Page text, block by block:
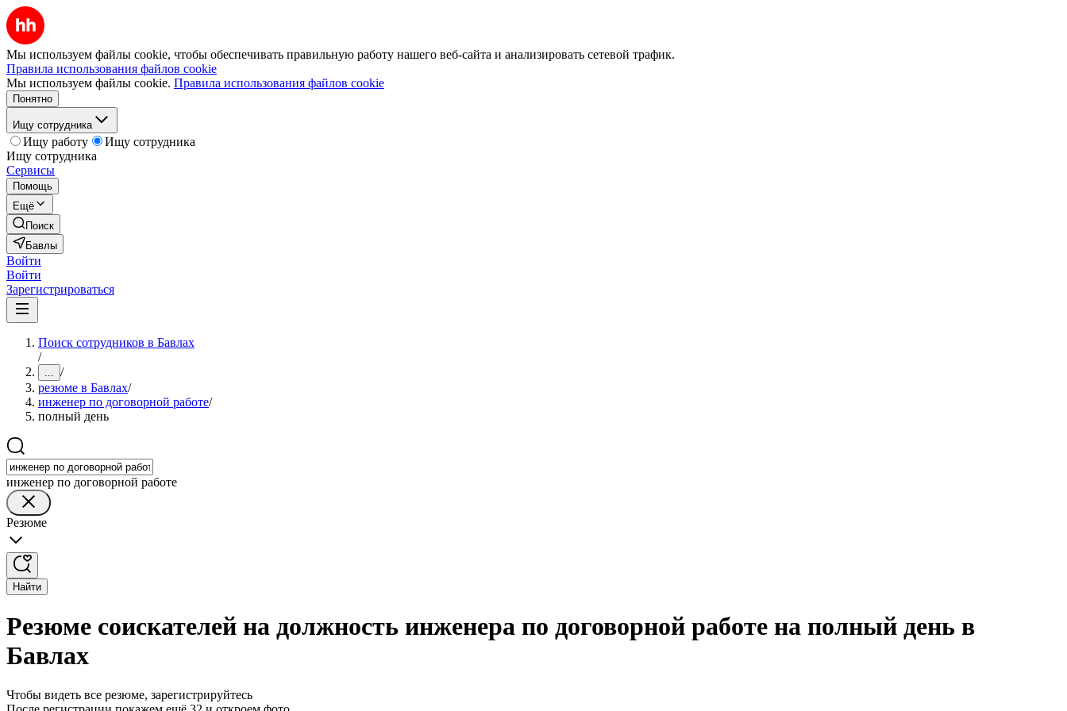
Мы используем файлы cookie, чтобы обеспечивать правильную работу нашего веб-сайта и анализировать сетевой трафик.
Правила использования файлов cookie
Мы используем файлы cookie. Правила использования файлов cookie
Понятно
Ищу сотрудника
Ищу работу
Ищу сотрудника
Ищу сотрудника
Сервисы
Помощь
Ещё
Поиск
Бавлы
Войти
Войти
Зарегистрироваться
Поиск сотрудников в Бавлах
/
... /
резюме в Бавлах/
инженер по договорной работе/
полный день
инженер по договорной работе
Резюме
Найти
Резюме соискателей на должность инженера по договорной работе на полный день в
Бавлах
Чтобы видеть все резюме, зарегистрируйтесь